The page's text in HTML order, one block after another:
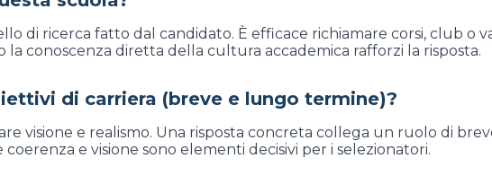
di ricerca fatto dal candidato. È efficace richiamare corsi, club
conoscenza diretta della cultura accademica rafforzi la risposta.
di carriera (breve e lungo termine)?
visione e realismo. Una risposta concreta collega un ruolo di
e visione sono elementi decisivi per i selezionatori.